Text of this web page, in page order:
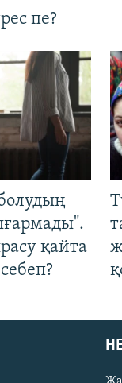
пе?
қайта